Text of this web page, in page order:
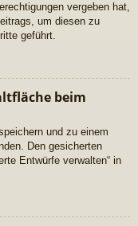
vergeben hat,
um diesen zu
geführt.
beim
und zu einem
Den gesicherten
Entwürfe verwalten“ in